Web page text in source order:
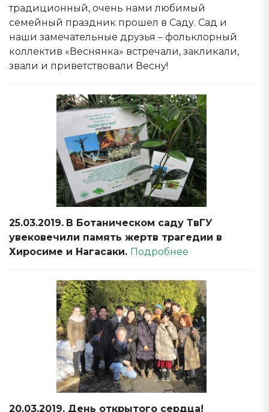
традиционный, очень нами любимый
семейный праздник прошел в Саду. Сад и
наши замечательные друзья – фольклорный
коллектив «Веснянка» встречали, закликали,
звали и приветствовали Весну!
25.03.2019. В Ботаническом саду ТвГУ
увековечили память жертв трагедии в
Хиросиме и Нагасаки. Подробнее
20.03.2019. День открытого сердца!